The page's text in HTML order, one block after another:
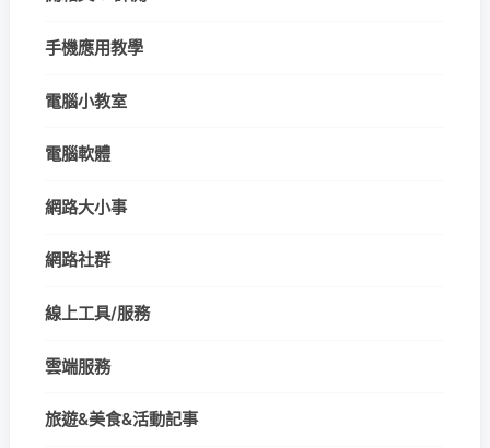
手機應用教學
電腦小教室
電腦軟體
網路大小事
網路社群
線上工具/服務
雲端服務
旅遊&美食&活動記事